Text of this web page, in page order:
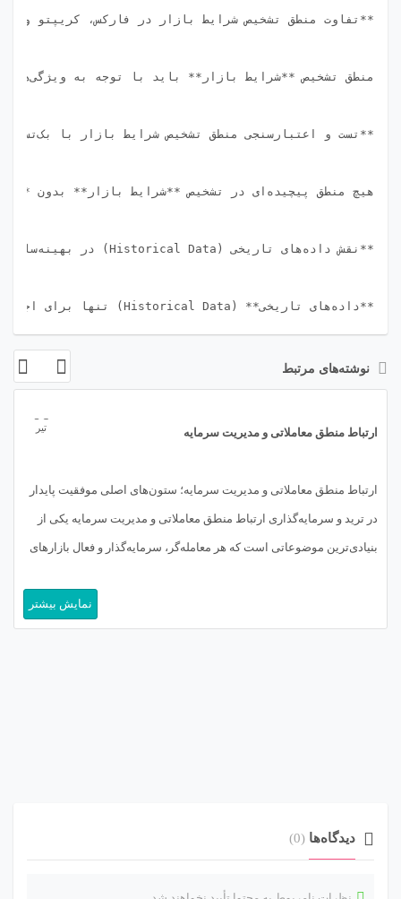
نوشته‌های مرتبط
ارتباط منطق معاملاتی و مدیریت سرمایه
ارتباط منطق معاملاتی و مدیریت سرمایه؛ ستون‌های اصلی موفقیت پایدار
در ترید و سرمایه‌گذاری ارتباط منطق معاملاتی و مدیریت سرمایه یکی از
بنیادی‌ترین موضوعاتی است که هر معامله‌گر، سرمایه‌گذار و فعال بازارهای
تیر
نمایش بیشتر
دیدگاه‌ها (0)